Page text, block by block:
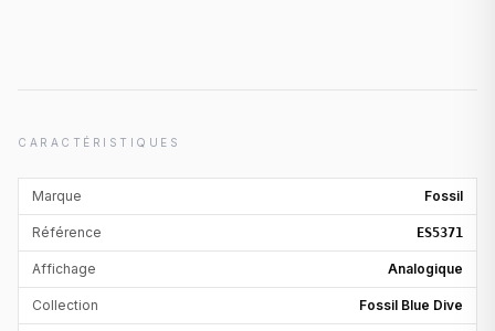
CARACTÉRISTIQUES
Marque Fossil
Référence ES5371
Affichage Analogique
Collection Fossil Blue Dive